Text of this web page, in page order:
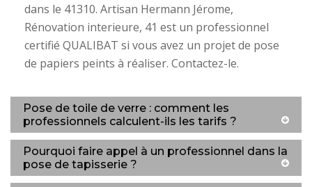
dans le 41310. Artisan Hermann Jérome,
Rénovation interieure, 41 est un professionnel
certifié QUALIBAT si vous avez un projet de pose
de papiers peints à réaliser. Contactez-le.
Pose de toile de verre : comment les
professionnels calculent-ils les tarifs ?
Pourquoi faire appel à un professionnel dans la
pose de tapisserie ?